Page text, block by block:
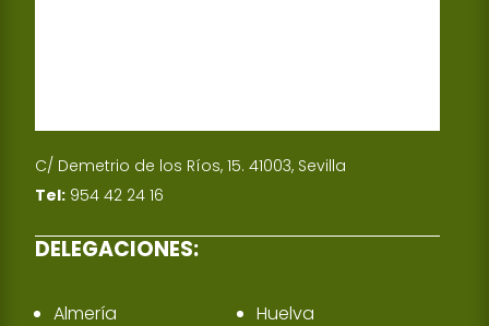
C/ Demetrio de los Ríos, 15. 41003, Sevilla
Tel: 954 42 24 16
DELEGACIONES:
Almería
Huelva